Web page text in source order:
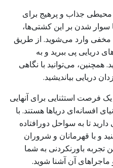
جذاب و پرهیج برای
سوار شدن بر این کشتی‌ها،
مخفی وارد می‌شوید. از طریق
دریایی پی ببرید و به
می‌توانید با نگاهی
دریایی بیاندیشید.
فرصت استثنایی برای آنهایی
افسانه‌ای دریاها هستند. با
تا به سواحل دورافتاده
و با قهرمانان و شروران
تجربه باورنکردنی به شما
ماجراهای آن آشنا شوید.